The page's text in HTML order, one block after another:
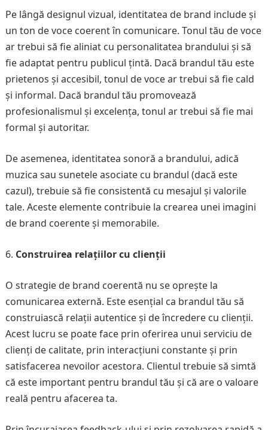
Pe lângă designul vizual, identitatea de brand include și
un ton de voce coerent în comunicare. Tonul tău de voce
ar trebui să fie aliniat cu personalitatea brandului și să
fie adaptat pentru publicul țintă. Dacă brandul tău este
prietenos și accesibil, tonul de voce ar trebui să fie cald
și informal. Dacă brandul tău promovează
profesionalismul și excelența, tonul ar trebui să fie mai
formal și autoritar.
De asemenea, identitatea sonoră a brandului, adică
muzica sau sunetele asociate cu brandul (dacă este
cazul), trebuie să fie consistentă cu mesajul și valorile
tale. Aceste elemente contribuie la crearea unei imagini
de brand coerente și memorabile.
Construirea relațiilor cu clienții
O strategie de brand coerentă nu se oprește la
comunicarea externă. Este esențial ca brandul tău să
construiască relații autentice și de încredere cu clienții.
Acest lucru se poate face prin oferirea unui serviciu de
clienți de calitate, prin interacțiuni constante și prin
satisfacerea nevoilor acestora. Clientul trebuie să simtă
că este important pentru brandul tău și că are o valoare
reală pentru afacerea ta.